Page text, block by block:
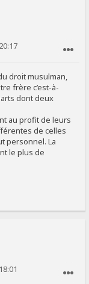
droit musulman,
frère c’est-à-
dont deux
au profit de leurs
de celles
personnel. La
le plus de